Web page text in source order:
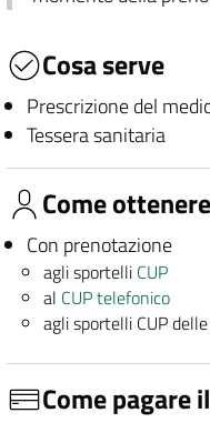
Cosa serve
Prescrizione del
Tessera sanitaria
Come
Con prenotazione
agli sportelli CUP
al CUP telefonico
agli sportelli CUP
Come pagare